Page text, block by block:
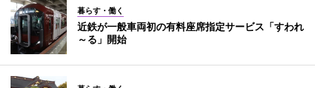
暮らす・働く
近鉄が一般車両初の有料座席指定サービス「すわれ
～る」開始